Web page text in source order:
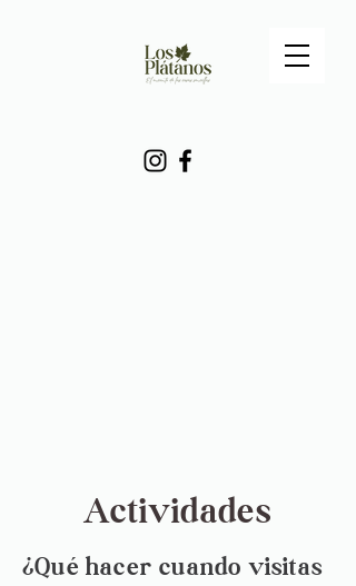
Actividades
¿Qué hacer cuando visitas